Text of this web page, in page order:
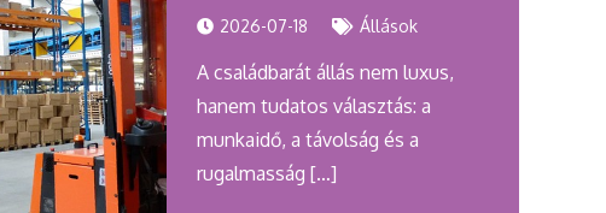
2026-07-18 Állások
A családbarát állás nem luxus,
hanem tudatos választás: a
munkaidő, a távolság és a
rugalmasság […]